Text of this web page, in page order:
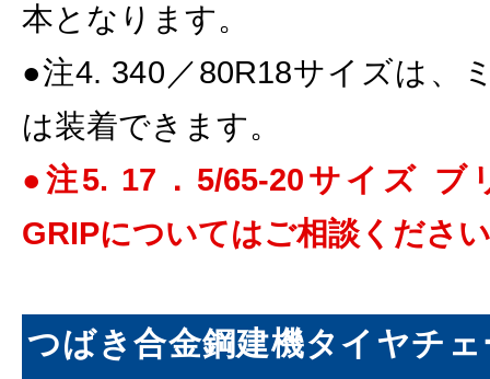
本となります。
●注4. 340／80R18サイズは、
は装着できます。
●注5. 17．5/65-20サイズ ブ
GRIPについてはご相談くださ
つばき合金鋼建機タイヤチ